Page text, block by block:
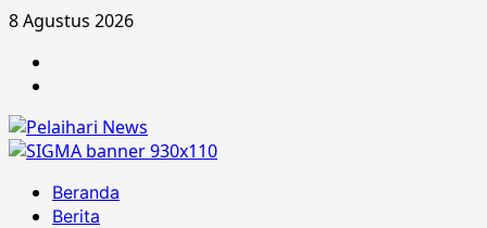
Skip
content
8 Agustus 2026
Primary
Menu
Beranda
Berita